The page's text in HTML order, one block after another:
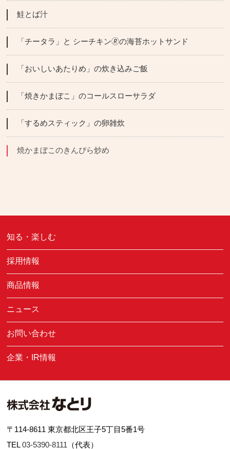
鮭とば汁
「チータラ」と シーチキン🄬の海苔ホットサンド
「おいしいあたりめ」の炊き込みご飯
「焼きかまぼこ」のコールスローサラダ
「するめスティック」の卵雑炊
焼かまぼこのきんぴら炒め
知る・楽しむ
採用情報
商品情報
ニュース
お問い合わせ
企業・IR情報
〒114-8611 東京都北区王子5丁目5番1号
TEL03-5390-8111 （代表）